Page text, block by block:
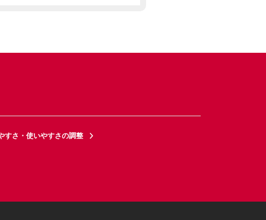
すさ・使いやすさの調整